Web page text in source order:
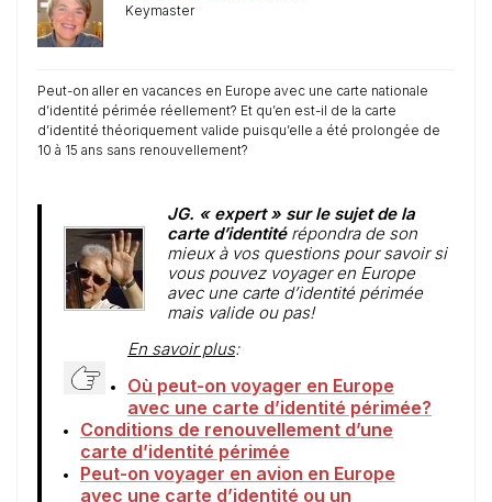
Keymaster
Peut-on aller en vacances en Europe avec une carte nationale
d’identité périmée réellement? Et qu’en est-il de la carte
d’identité théoriquement valide puisqu’elle a été prolongée de
10 à 15 ans sans renouvellement?
JG. « expert » sur le sujet de la
carte d’identitérépondra de son
mieux à vos questions pour savoir si
vous pouvez voyager en Europe
avec une carte d’identité périmée
mais valide ou pas!
En savoir plus:
Où peut-on voyager en Europe
avec une carte d’identité périmée?
Conditions de renouvellement d’une
carte d’identité périmée
Peut-on voyager en avion en Europe
avec une carte d’identité ou un